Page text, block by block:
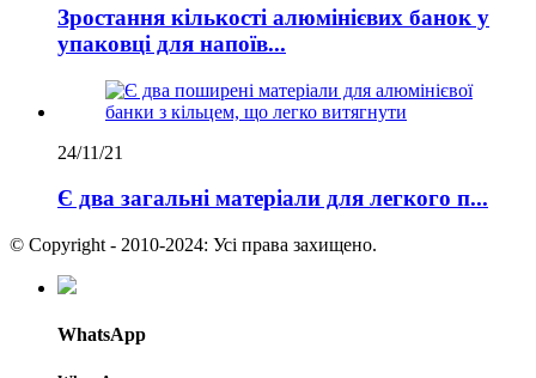
Зростання кількості алюмінієвих банок у
упаковці для напоїв...
24/11/21
Є два загальні матеріали для легкого п...
© Copyright - 2010-2024: Усі права захищено.
WhatsApp